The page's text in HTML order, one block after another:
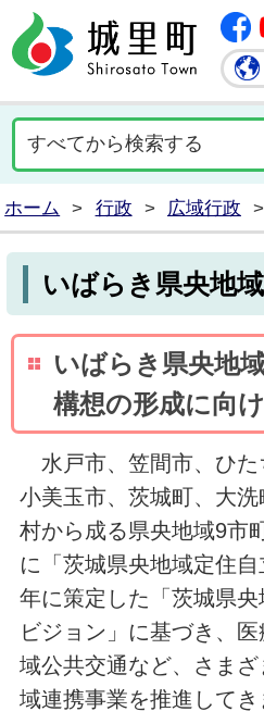
ホーム > 行政 > 広域行政 >
いばらき県央地
いばらき県央地
構想の形成に向
水戸市、笠間市、ひた
小美玉市、茨城町、大
村から成る県央地域9市
に「茨城県央地域定住
年に策定した「茨城県
ビジョン」に基づき、
域公共交通など、さま
域連携事業を推進してき